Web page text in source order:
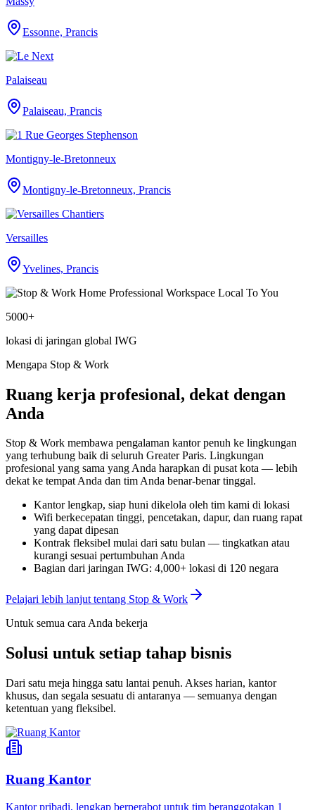
Essonne, Prancis
Palaiseau
Palaiseau, Prancis
Montigny-le-Bretonneux
Montigny-le-Bretonneux, Prancis
Versailles
Yvelines, Prancis
5000+
lokasi di jaringan global IWG
Mengapa Stop & Work
Ruang kerja profesional, dekat dengan
Anda
Stop & Work membawa pengalaman kantor penuh ke lingkungan
yang terhubung baik di seluruh Greater Paris. Lingkungan
profesional yang sama yang Anda harapkan di pusat kota — lebih
dekat ke tempat Anda dan tim Anda benar-benar tinggal.
Kantor lengkap, siap huni dikelola oleh tim kami di lokasi
Wifi berkecepatan tinggi, pencetakan, dapur, dan ruang rapat
yang dapat dipesan
Kontrak fleksibel mulai dari satu bulan — tingkatkan atau
kurangi sesuai pertumbuhan Anda
Bagian dari jaringan IWG: 4,000+ lokasi di 120 negara
Pelajari lebih lanjut tentang Stop & Work
Untuk semua cara Anda bekerja
Solusi untuk setiap tahap bisnis
Dari satu meja hingga satu lantai penuh. Akses harian, kantor
khusus, dan segala sesuatu di antaranya — semuanya dengan
ketentuan yang fleksibel.
Ruang Kantor
Kantor pribadi, lengkap berperabot untuk tim beranggotakan 1